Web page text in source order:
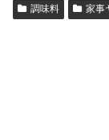
調味料 家事